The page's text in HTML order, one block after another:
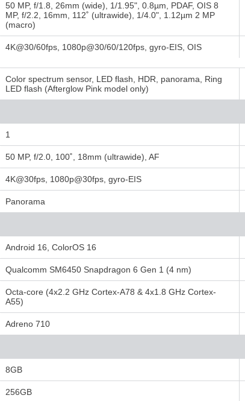
50 MP, f/1.8, 26mm (wide), 1/1.95", 0.8µm, PDAF, OIS 8
MP, f/2.2, 16mm, 112˚ (ultrawide), 1/4.0", 1.12µm 2 MP
(macro)
4K@30/60fps, 1080p@30/60/120fps, gyro-EIS, OIS
Color spectrum sensor, LED flash, HDR, panorama, Ring
LED flash (Afterglow Pink model only)
1
50 MP, f/2.0, 100˚, 18mm (ultrawide), AF
4K@30fps, 1080p@30fps, gyro-EIS
Panorama
Android 16, ColorOS 16
Qualcomm SM6450 Snapdragon 6 Gen 1 (4 nm)
Octa-core (4x2.2 GHz Cortex-A78 & 4x1.8 GHz Cortex-
A55)
Adreno 710
8GB
256GB